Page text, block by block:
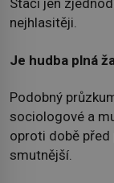
Stačí jen
nejhlasitěji.
Je hudba plná
Podobný
sociologové a
oproti době před
smutnější.